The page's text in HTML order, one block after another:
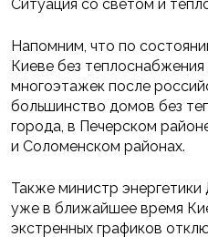
Ситуация со светом и
Напомним, что по
Киеве без
многоэтажек после
большинство домов без
города, в Печерском
и Соломенском районах.
Также министр
уже в ближайшее время
экстренных графиков